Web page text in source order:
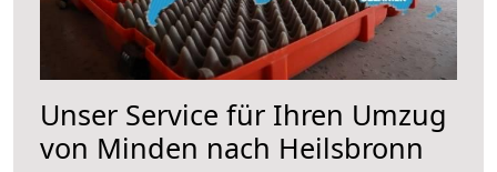
Unser Service für Ihren Umzug
von Minden nach Heilsbronn